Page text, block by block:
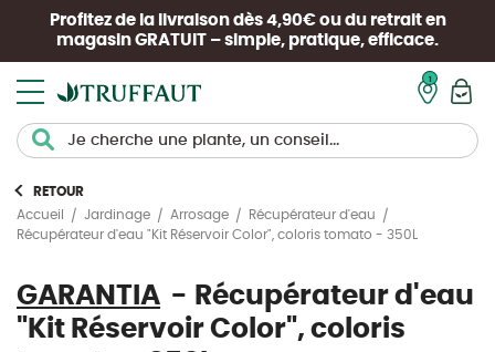
Profitez de la livraison dès 4,90€ ou du retrait en
magasin GRATUIT – simple, pratique, efficace.
RETOUR
Accueil
Jardinage Arrosage
Récupérateur d'eau
Récupérateur d'eau "Kit Réservoir Color", coloris tomato - 350L
GARANTIA
Récupérateur d'eau
"Kit Réservoir Color", coloris